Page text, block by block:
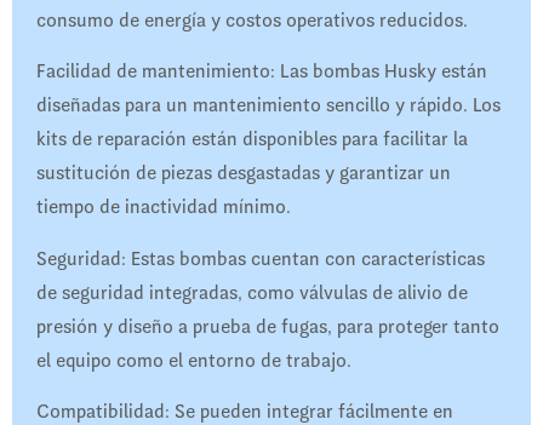
consumo de energía y costos operativos reducidos.
Facilidad de mantenimiento: Las bombas Husky están
diseñadas para un mantenimiento sencillo y rápido. Los
kits de reparación están disponibles para facilitar la
sustitución de piezas desgastadas y garantizar un
tiempo de inactividad mínimo.
Seguridad: Estas bombas cuentan con características
de seguridad integradas, como válvulas de alivio de
presión y diseño a prueba de fugas, para proteger tanto
el equipo como el entorno de trabajo.
Compatibilidad: Se pueden integrar fácilmente en